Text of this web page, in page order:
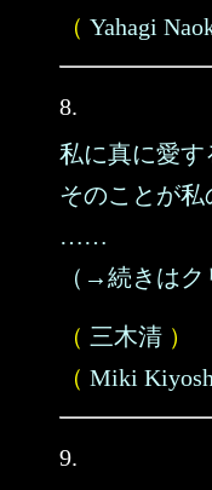
（ Yahagi
8.
私に真に愛す
そのことが私
……
（→続きはク
（ 三木清 ）
（ Miki
9.